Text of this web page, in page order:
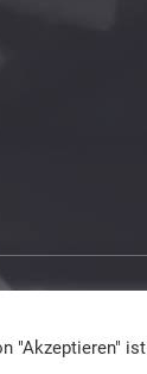
"Akzeptieren"